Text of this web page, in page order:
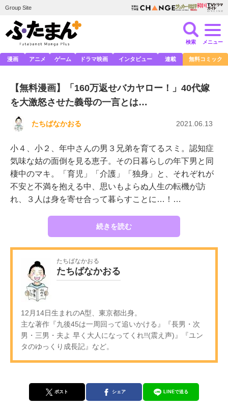
Group Site
検索 メニュー
漫画 アニメ ゲーム ドラマ映画 インタビュー 連載 無料コミック
【無料漫画】「160万返せバカヤロー！」40代嫁
を大激怒させた義母の一言とは…
たちばなかおる 2021.06.13
小４、小２、年中さんの男３兄弟を育てるスミ。認知症
気味な姑の面倒を見る恵子。その日暮らしの年下男と同
棲中のマキ。「育児」「介護」「独身」と、それぞれが
不安と不満を抱える中、思いもよらぬ人生の転機が訪
れ、３人は身を寄せ合って暮らすことに…！…
続きを読む
たちばなかおる
たちばなかおる
12月14日生まれのA型、東京都出身。
主な著作『九後45は一周回って追いかける』『長男・次
男・三男・夫よ 早く大人になってくれ!!(震え声)』『ユン
タのゆっくり成長記』など。
ポスト シェア LINEで送る